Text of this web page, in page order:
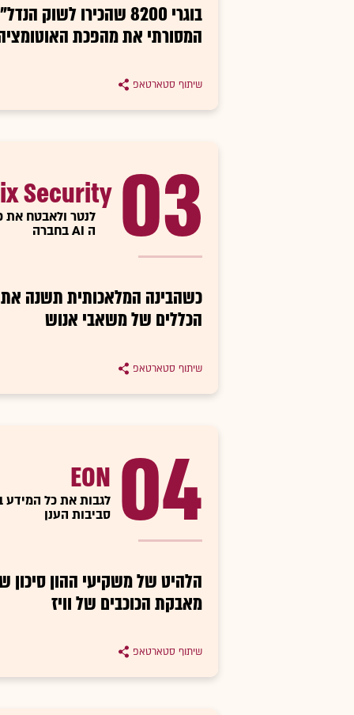
בוגרי 8200 שהכירו לשוק
המסורתי את מהפכת
שיתוף סטארטאפ
03
Security
לנטר ולאבטח את
ה AI בחברה
כשהבינה המלאכותית תשנה את
הכללים של משאבי אנוש
שיתוף סטארטאפ
04
EON
לגבות את כל המידע
סביבות הענן
הלהיט של משקיעי ההון סיכון
מאבקת הכוכבים של וויז
שיתוף סטארטאפ